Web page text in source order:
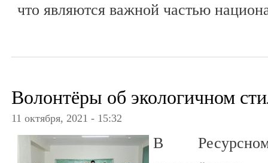
что являются важной частью
Волонтёры об экологичном
11 октября, 2021 - 15:32
В